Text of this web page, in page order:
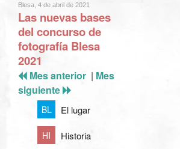
Blesa, 4 de abril de 2021
Las nuevas bases
del concurso de
fotografía Blesa
2021
Mes anterior | Mes
siguiente
BL El lugar
HI Historia